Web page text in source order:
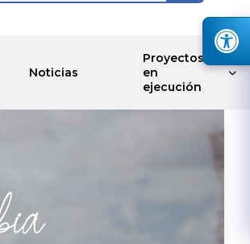
Noticias
Proyectos
en
ejecución